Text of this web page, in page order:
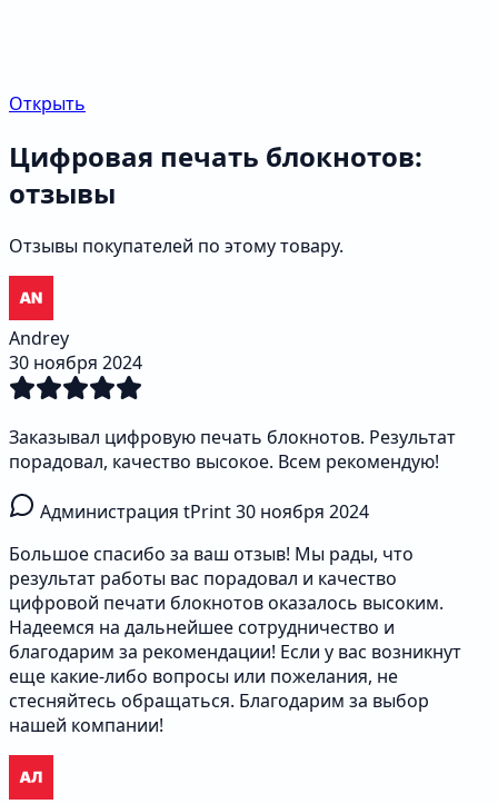
Открыть
Цифровая печать блокнотов:
отзывы
Отзывы покупателей по этому товару.
Andrey
30 ноября 2024
Заказывал цифровую печать блокнотов. Результат
порадовал, качество высокое. Всем рекомендую!
Администрация tPrint30 ноября 2024
Большое спасибо за ваш отзыв! Мы рады, что
результат работы вас порадовал и качество
цифровой печати блокнотов оказалось высоким.
Надеемся на дальнейшее сотрудничество и
благодарим за рекомендации! Если у вас возникнут
еще какие-либо вопросы или пожелания, не
стесняйтесь обращаться. Благодарим за выбор
нашей компании!